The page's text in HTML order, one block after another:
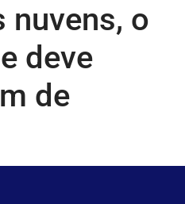
nuvens, o
deve
de